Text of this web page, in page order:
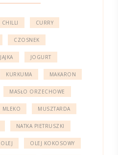
CHILLI CURRY
CZOSNEK
JAJKA JOGURT
KURKUMA MAKARON
MASŁO ORZECHOWE
MLEKO MUSZTARDA
NATKA PIETRUSZKI
OLEJ OLEJ KOKOSOWY